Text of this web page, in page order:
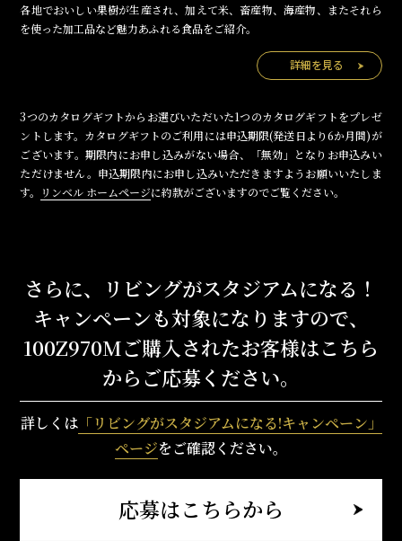
各地でおいしい果樹が生産され、加えて米、畜産物、海産物、またそれら
を使った加工品など魅力あふれる食品をご紹介。
詳細を見る
3つのカタログギフトからお選びいただいた1つのカタログギフトをプレゼ
ントします。カタログギフトのご利用には申込期限(発送日より6か月間)が
ございます。期限内にお申し込みがない場合、「無効」となりお申込みい
ただけません。申込期限内にお申し込みいただきますようお願いいたしま
す。
リンベル ホームページに約款がございますのでご覧ください。
さらに、リビングがスタジアムになる！
キャンペーンも対象になりますので、
100Z970Mご購⼊されたお客様はこちら
からご応募ください。
詳しくは「リビングがスタジアムになる!キャンペーン」
ページをご確認ください。
応募はこちらから